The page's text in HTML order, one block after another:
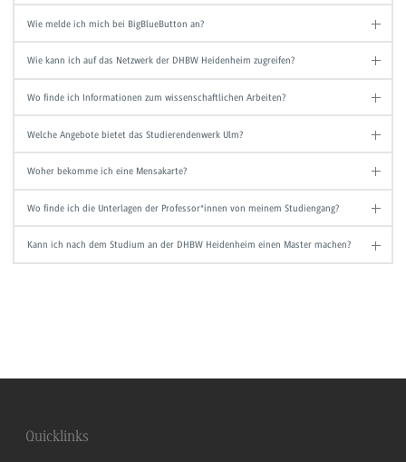
Wie melde ich mich bei BigBlueButton an?
Wie kann ich auf das Netzwerk der DHBW Heidenheim zugreifen?
Wo finde ich Informationen zum wissenschaftlichen Arbeiten?
Welche Angebote bietet das Studierendenwerk Ulm?
Woher bekomme ich eine Mensakarte?
Wo finde ich die Unterlagen der Professor*innen von meinem Studiengang?
Kann ich nach dem Studium an der DHBW Heidenheim einen Master machen?
Quicklinks